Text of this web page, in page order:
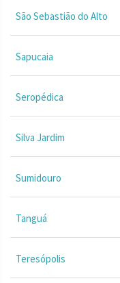
São Sebastião do Alto
Sapucaia
Seropédica
Silva Jardim
Sumidouro
Tanguá
Teresópolis